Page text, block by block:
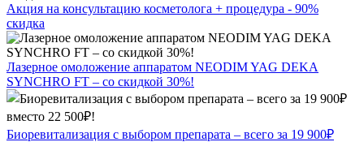
Акция на консультацию косметолога + процедура - 90%
скидка
Лазерное омоложение аппаратом NEODIM YAG DEKA
SYNCHRO FT – со скидкой 30%!
Биоревитализация с выбором препарата – всего за 19 900₽